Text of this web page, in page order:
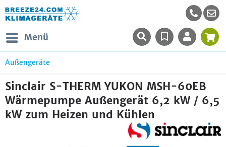
Menü
Außengeräte
Sinclair S-THERM YUKON MSH-60EB
Wärmepumpe Außengerät 6,2 kW / 6,5
kW zum Heizen und Kühlen